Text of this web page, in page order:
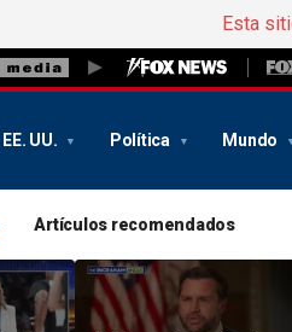
Esta
EE. UU. Política Mundo
Artículos recomendados